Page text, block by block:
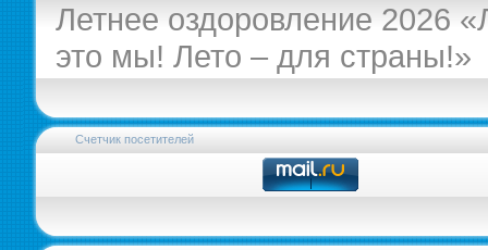
Летнее оздоровление 2026
это мы! Лето – для страны!»
Счетчик посетителей